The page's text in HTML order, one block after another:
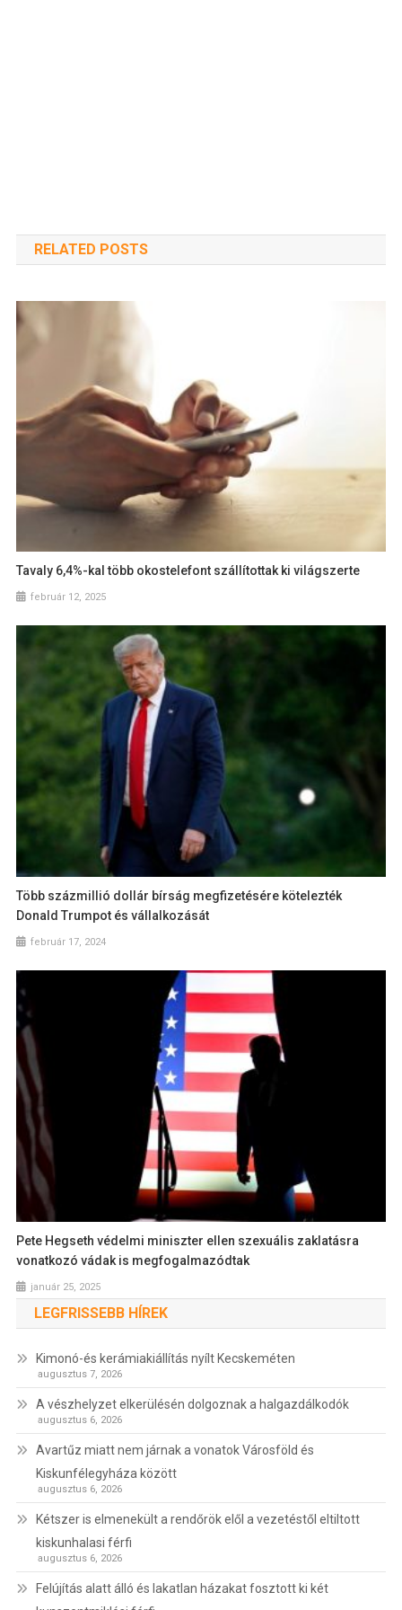
RELATED POSTS
Tavaly 6,4%-kal több okostelefont szállítottak ki világszerte
február 12, 2025
Több százmillió dollár bírság megfizetésére kötelezték
Donald Trumpot és vállalkozását
február 17, 2024
Pete Hegseth védelmi miniszter ellen szexuális zaklatásra
vonatkozó vádak is megfogalmazódtak
január 25, 2025
LEGFRISSEBB HÍREK
Kimonó-és kerámiakiállítás nyílt Kecskeméten
augusztus 7, 2026
A vészhelyzet elkerülésén dolgoznak a halgazdálkodók
augusztus 6, 2026
Avartűz miatt nem járnak a vonatok Városföld és
Kiskunfélegyháza között
augusztus 6, 2026
Kétszer is elmenekült a rendőrök elől a vezetéstől eltiltott
kiskunhalasi férfi
augusztus 6, 2026
Felújítás alatt álló és lakatlan házakat fosztott ki két